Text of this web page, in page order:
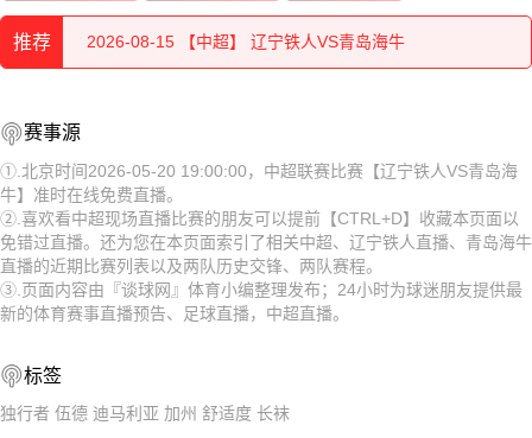
推荐 2026-08-15 【中超】 辽宁铁人VS青岛海牛
2026-08-15 【中超】 辽宁铁人VS青岛海牛
2026-08-15 【中超】 辽宁铁人VS青岛海牛
2026-08-15 【中超】 辽宁铁人VS青岛海牛
2026-08-15 【中超】 辽宁铁人VS青岛海牛
2026-08-15 【中超】 辽宁铁人VS青岛海牛
2026-08-15 【中超】 辽宁铁人VS青岛海牛
赛事源
①.北京时间2026-05-20 19:00:00，中超联赛比赛【辽宁铁人VS青岛海
牛】准时在线免费直播。
②.喜欢看中超现场直播比赛的朋友可以提前【CTRL+D】收藏本页面以
免错过直播。还为您在本页面索引了相关中超、辽宁铁人直播、青岛海牛
直播的近期比赛列表以及两队历史交锋、两队赛程。
③.页面内容由『谈球网』体育小编整理发布；24小时为球迷朋友提供最
新的体育赛事直播预告、足球直播，中超直播。
标签
独行者 伍德 迪马利亚 加州 舒适度 长袜